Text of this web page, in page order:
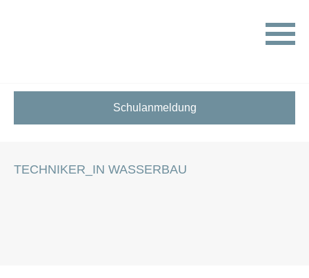
Schulanmeldung
TECHNIKER_IN WASSERBAU